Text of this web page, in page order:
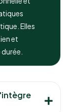
Elles
et